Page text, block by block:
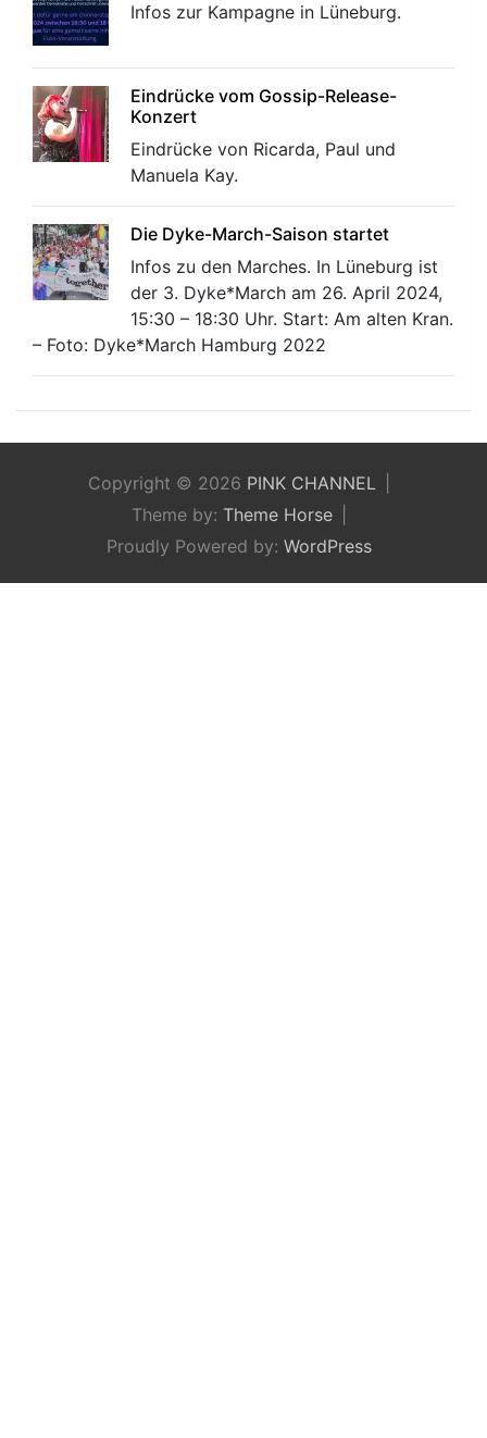
Infos zur Kampagne in Lüneburg.
Eindrücke vom Gossip-Release-
Konzert
Eindrücke von Ricarda, Paul und
Manuela Kay.
Die Dyke-March-Saison startet
Infos zu den Marches. In Lüneburg ist
der 3. Dyke*March am 26. April 2024,
15:30 – 18:30 Uhr. Start: Am alten Kran.
– Foto: Dyke*March Hamburg 2022
Copyright © 2026 PINK CHANNEL
Theme by: Theme Horse
Proudly Powered by: WordPress